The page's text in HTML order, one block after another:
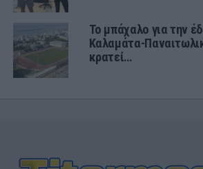
Το μπάχαλο για την
Καλαμάτα-
κρατεί…